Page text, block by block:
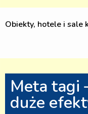
Obiekty, hotele i sale
Meta tagi
duże